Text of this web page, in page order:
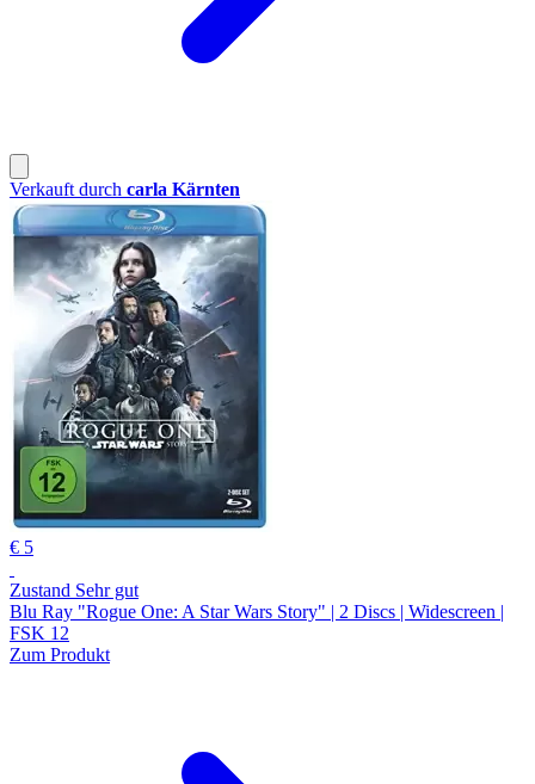
Verkauft durch carla Kärnten
€ 5
Zustand Sehr gut
Blu Ray "Rogue One: A Star Wars Story" | 2 Discs | Widescreen |
FSK 12
Zum Produkt